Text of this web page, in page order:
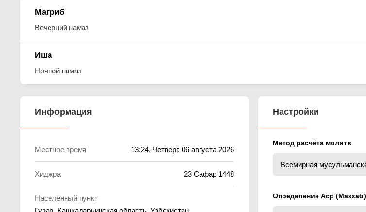
Магриб
Вечерний намаз
Иша
Ночной намаз
Информация
Местное время 13:24, Четверг, 06 августа 2026
Хиджра 23 Сафар 1448
Населённый пункт
Гузар, Кашкадарьинская область, Узбекистан
Настройки
Метод расчёта молитв
Определение Аср (Мазхаб)